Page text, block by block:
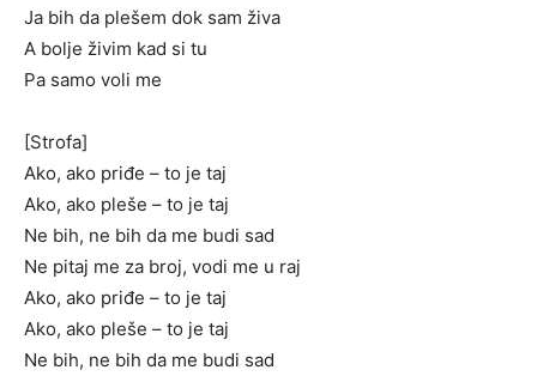
Ja bih da plešem dok sam živa
A bolje živim kad si tu
Pa samo voli me
[Strofa]
Ako, ako priđe – to je taj
Ako, ako pleše – to je taj
Ne bih, ne bih da me budi sad
Ne pitaj me za broj, vodi me u raj
Ako, ako priđe – to je taj
Ako, ako pleše – to je taj
Ne bih, ne bih da me budi sad